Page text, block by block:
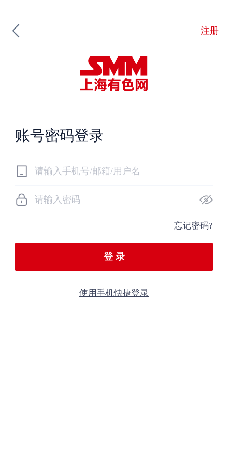
注册
账号密码登录
忘记密码?
登 录
使用手机快捷登录